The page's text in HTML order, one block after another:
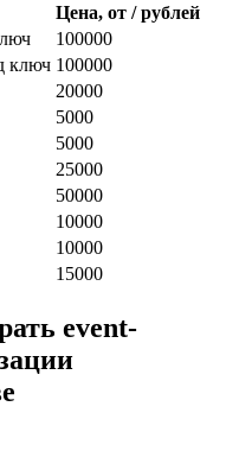
Цена, от / рублей
100000
ключ 100000
20000
5000
5000
25000
50000
10000
10000
15000
event-